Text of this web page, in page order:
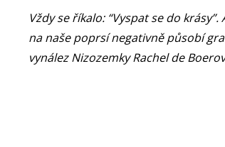
Vždy se říkalo: “Vyspat se do
na naše poprsí negativně působí
vynález Nizozemky Rachel de